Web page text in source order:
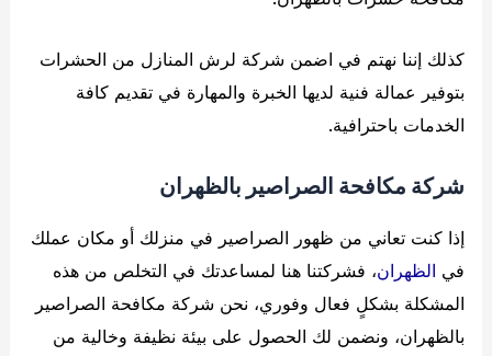
كذلك إننا نهتم في اضمن شركة لرش المنازل من الحشرات
بتوفير عمالة فنية لديها الخبرة والمهارة في تقديم كافة
الخدمات باحترافية.
شركة مكافحة الصراصير بالظهران
إذا كنت تعاني من ظهور الصراصير في منزلك أو مكان عملك
في الظهران، فشركتنا هنا لمساعدتك في التخلص من هذه
المشكلة بشكلٍ فعال وفوري، نحن شركة مكافحة الصراصير
بالظهران، ونضمن لك الحصول على بيئة نظيفة وخالية من